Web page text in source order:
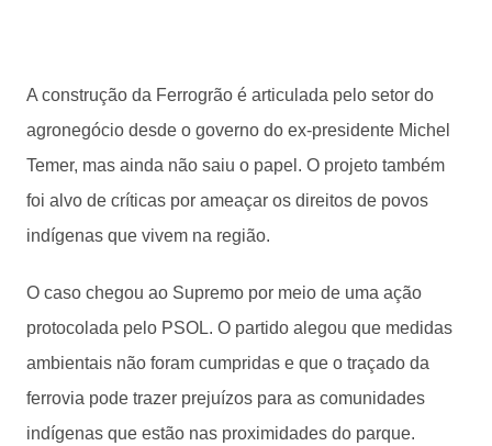
A construção da Ferrogrão é articulada pelo setor do
agronegócio desde o governo do ex-presidente Michel
Temer, mas ainda não saiu o papel. O projeto também
foi alvo de críticas por ameaçar os direitos de povos
indígenas que vivem na região.
O caso chegou ao Supremo por meio de uma ação
protocolada pelo PSOL. O partido alegou que medidas
ambientais não foram cumpridas e que o traçado da
ferrovia pode trazer prejuízos para as comunidades
indígenas que estão nas proximidades do parque.